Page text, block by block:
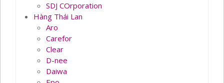
SDJ COrporation
Hàng Thái Lan
Aro
Carefor
Clear
D-nee
Daiwa